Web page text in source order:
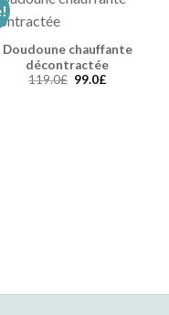
Doudoune chauffante
décontractée
119.0£ 99.0£